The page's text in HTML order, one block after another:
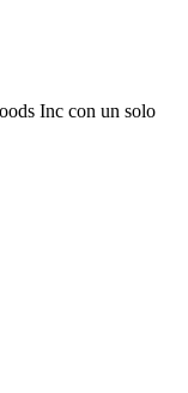
Inc con un solo